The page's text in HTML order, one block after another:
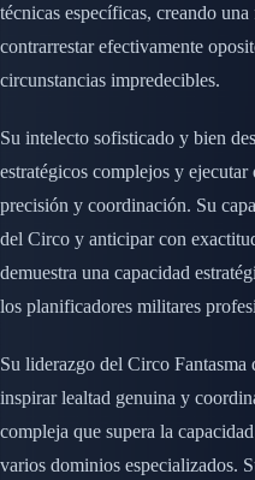
técnicas específicas, creando
contrarrestar efectivamente
circunstancias impredecibles.
Su intelecto sofisticado y bien
estratégicos complejos y
precisión y coordinación. Su
del Circo y anticipar con
demuestra una capacidad
los planificadores militares
Su liderazgo del Circo Fantasma
inspirar lealtad genuina y
compleja que supera la
varios dominios especializados.